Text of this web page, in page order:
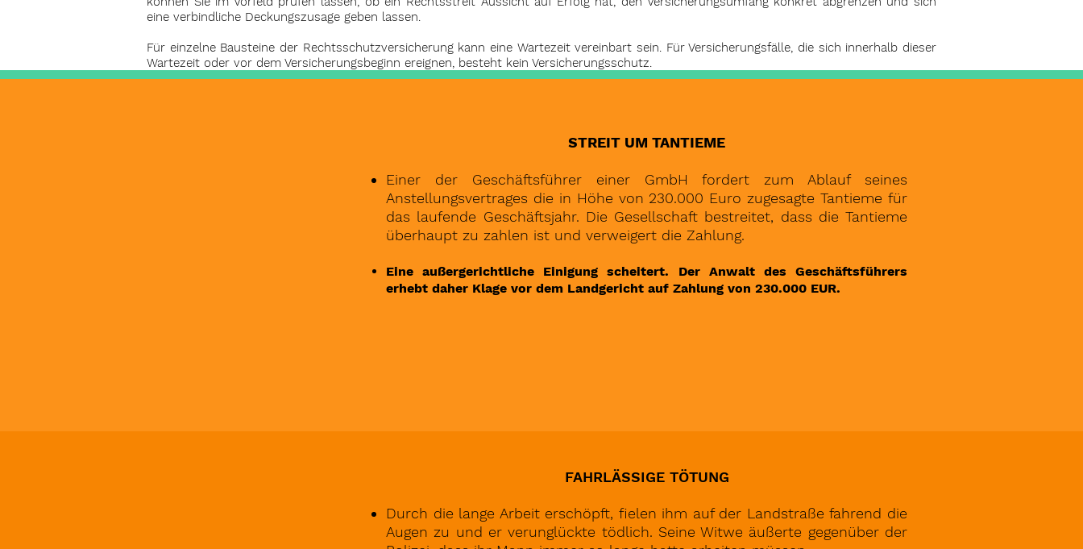
eine verbindliche Deckungszusage geben lassen.
Für einzelne Bausteine der Rechtsschutzversicherung kann eine Wartezeit vereinbart sein. Für Versicherungsfälle, die sich innerhalb dieser
Wartezeit oder vor dem Versicherungsbeginn ereignen, besteht kein Versicherungsschutz.
STREIT UM TANTIEME
Einer der Geschäftsführer einer GmbH fordert zum Ablauf seines
Anstellungsvertrages die in Höhe von 230.000 Euro zugesagte Tantieme für
das laufende Geschäftsjahr. Die Gesellschaft bestreitet, dass die Tantieme
überhaupt zu zahlen ist und verweigert die Zahlung.
Eine außergerichtliche Einigung scheitert. Der Anwalt des Geschäftsführers
erhebt daher Klage vor dem Landgericht auf Zahlung von 230.000 EUR.
FAHRLÄSSIGE TÖTUNG
Durch die lange Arbeit erschöpft, fielen ihm auf der Landstraße fahrend die
Augen zu und er verunglückte tödlich. Seine Witwe äußerte gegenüber der